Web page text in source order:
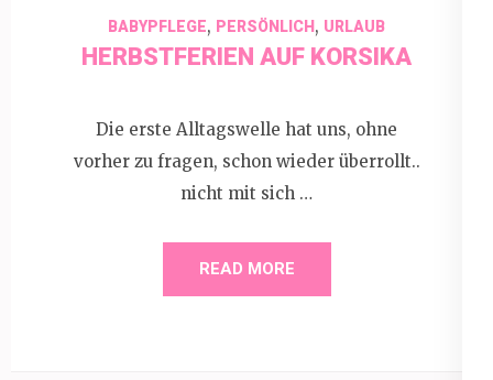
BABYPFLEGE, PERSÖNLICH , URLAUB
HERBSTFERIEN AUF KORSIKA
Die erste Alltagswelle hat uns, ohne
vorher zu fragen, schon wieder überrollt..
nicht mit sich …
READ MORE